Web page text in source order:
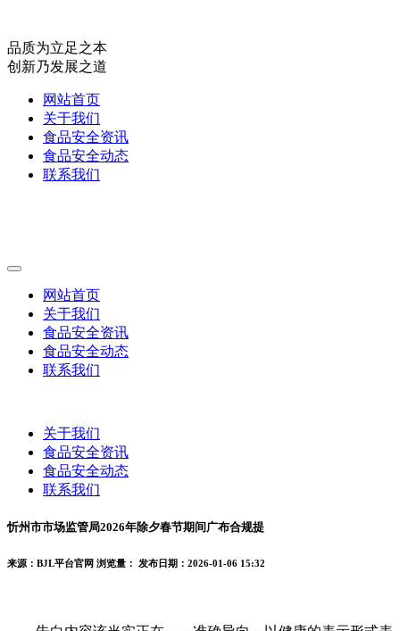
品质为立足之本
创新乃发展之道
网站首页
关于我们
食品安全资讯
食品安全动态
联系我们
网站首页
关于我们
食品安全资讯
食品安全动态
联系我们
关于我们
食品安全资讯
食品安全动态
联系我们
忻州市市场监管局2026年除夕春节期间广布合规提
来源：BJL平台官网 浏览量： 发布日期：2026-01-06 15:32